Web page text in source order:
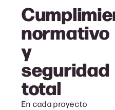
normativo
y
seguridad
total
En cada proyecto